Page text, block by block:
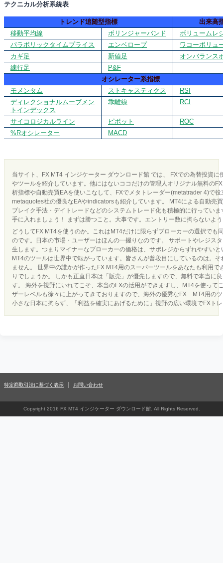
テクニカル分析系統表
トレンド追随型指標
出来高
移動平均線
ボリンジャーバンド
ボリュームレ
パラボリックタイムプライス
エンベロープ
ワコーボリュ
カギ足
新値足
オンバランス
練行足
P&F
オシレーター系指標
モメンタム
ストキャスティクス
RSI
ディレクショナルムーブメン
トインデックス
乖離線 RCI
サイコロジカルライン ピボット
ROC
%Rオシレーター
MACD
当サイト、FX MT4 インジケーター ダウンロード館 では、 FXでの為替投資
やツールを紹介しています。他にはないココだけの管理人オリジナル無料の
析指標や自動売買EAを使いこなして、FXでメタトレーダー(metatrader 4)で
metaquotes社の優良なEAやindicatorsも紹介しています。 MT4による自動売
ブレイク手法・デイトレードなどのシステムトレード化も積極的に行ってい
手に入れましょう！ まずは勝つこと。大事です。エントリー数に拘らないよ
どうしてFX MT4を使うのか。これはMT4だけに限らずブローカーの選択でも
のです。日本の市場・ユーザーはほんの一握りなのです。 サポートやレジス
生します。つまりマイナーなブローカーの価格は、サポレジからずれやすい
MT4のツールは世界中で転がっています。皆さんが普段目にしているのは。
ません。 世界中の誰かが作ったFX MT4用のスーパーツールをあなたも利用
りでしょうか。 しかも正直日本は「販売」が優先しますので、無料で本当に
す。 海外を視野にいれてこそ、本当のFXの活用ができますし、MT4を使って
ザーレベルも徐々に上がってきておりますので、海外の優秀なFX MT4用の
小さな日本に拘らず、「利益を確実にあげるために」視野の広い環境でFXト
特定商取引法に基づく表示 お問い合わせ
Copyright 2016 FX MT4 インジケーター ダウンロード館. All Rights Reserved.